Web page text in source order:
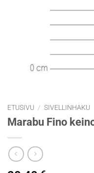
ETUSIVU / SIVELLINHAKU
Marabu Fino